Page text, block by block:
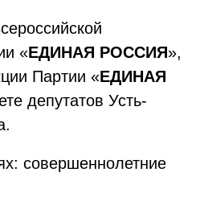
«ЕДИНАЯ РОССИЯ»,
Партии «ЕДИНАЯ
депутатов Усть-
совершеннолетние